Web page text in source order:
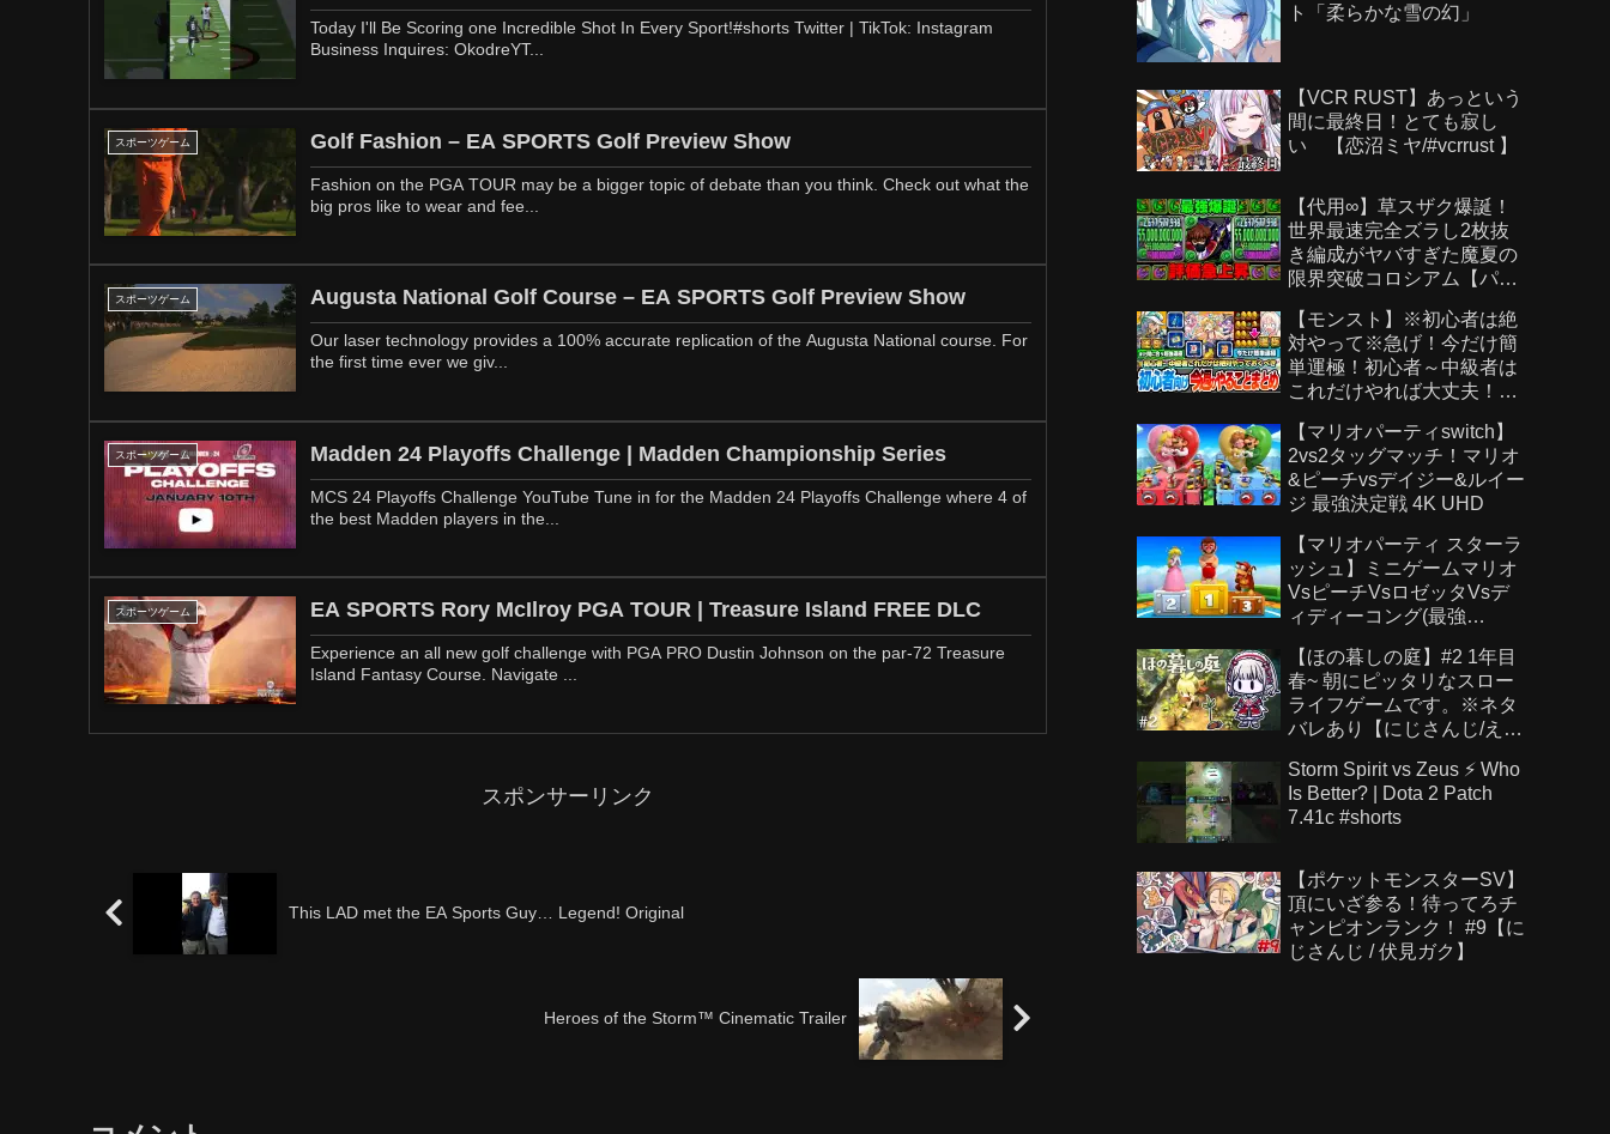
Today I'll Be Scoring one Incredible Shot In Every Sport!#shorts Twitter | TikTok: Instagram
Business Inquires: OkodreYT...
スポーツゲーム Golf Fashion – EA SPORTS Golf Preview Show
Fashion on the PGA TOUR may be a bigger topic of debate than you think. Check out what the
big pros like to wear and fee...
スポーツゲーム Augusta National Golf Course – EA SPORTS Golf Preview Show
Our laser technology provides a 100% accurate replication of the Augusta National course. For
the first time ever we giv...
スポーツゲーム Madden 24 Playoffs Challenge | Madden Championship Series
MCS 24 Playoffs Challenge YouTube Tune in for the Madden 24 Playoffs Challenge where 4 of
the best Madden players in the...
スポーツゲーム EA SPORTS Rory McIlroy PGA TOUR | Treasure Island FREE DLC
Experience an all new golf challenge with PGA PRO Dustin Johnson on the par-72 Treasure
Island Fantasy Course. Navigate ...
スポンサーリンク
This LAD met the EA Sports Guy… Legend! Original
Heroes of the Storm™ Cinematic Trailer
ト「柔らかな雪の幻」
【VCR RUST】あっという
間に最終日！とても寂し
い 【恋沼ミヤ/#vcrrust 】
【代用∞】草スザク爆誕！
世界最速完全ズラし2枚抜
き編成がヤバすぎた魔夏の
限界突破コロシアム【パズ
【モンスト】※初心者は絶
対やって※急げ！今だけ簡
単運極！初心者～中級者は
これだけやれば大丈夫！作
い運極を見逃すな！【モン
スト夏休み2026】へっぽこ
ストライカー
【マリオパーティswitch】
2vs2タッグマッチ！マリオ
&ピーチvsデイジー&ルイー
ジ 最強決定戦 4K UHD
【マリオパーティ スターラ
ッシュ】ミニゲームマリオ
VsピーチVsロゼッタVsデ
ィディーコング(最強
【ほの暮しの庭】#2 1年目
春~ 朝にピッタリなスロー
ライフゲームです。※ネタ
バレあり【にじさんじ/え
Storm Spirit vs Zeus ⚡ Who
Is Better? | Dota 2 Patch
7.41c #shorts
【ポケットモンスターSV】
頂にいざ参る！待ってろチ
ャンピオンランク！ #9【に
じさんじ / 伏見ガク】